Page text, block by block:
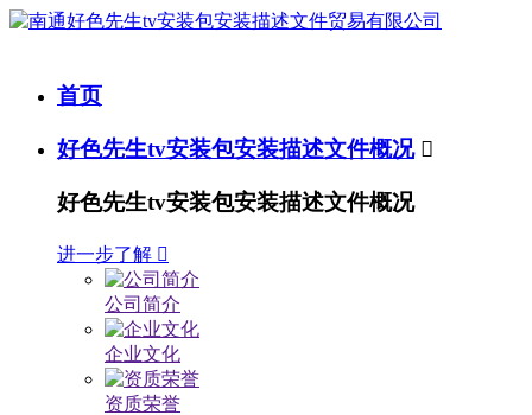
首页
好色先生tv安装包安装描述文件概况 
好色先生tv安装包安装描述文件概况
进一步了解 
公司简介
企业文化
资质荣誉